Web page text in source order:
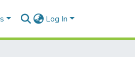
Log In